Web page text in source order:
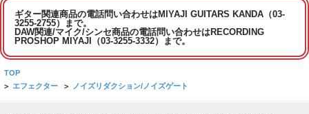
ギター関連商品の電話問い合わせはMIYAJI GUITARS KANDA（03-
3255-2755）まで。
DAW関連/マイク/シンセ商品の電話問い合わせはRECORDING
PROSHOP MIYAJI（03-3255-3332）まで。
TOP
> エフェクター > ノイズリダクション/ノイズゲート